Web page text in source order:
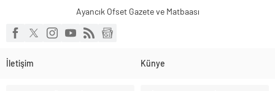
Ayancık Ofset Gazete ve Matbaası
İletişim Künye